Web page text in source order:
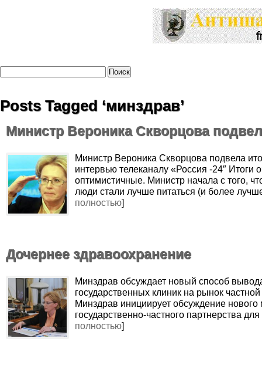
Posts Tagged ‘минздрав’
Министр Вероника Скворцова
‌Министр Вероника Скворцова подвела
интервью телеканалу «Россия -24″ Итоги
оптимистичные. Министр начала с того,
люди стали лучше питаться (и более
полностью]
Дочернее здравоохранение
Минздрав обсуждает новый способ
государственных клиник на рынок
Минздрав инициирует обсуждение нового
государственно-частного партнерства для
полностью]